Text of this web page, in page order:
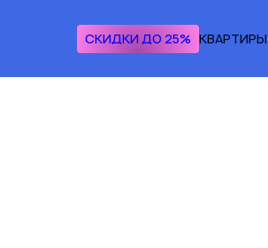
СКИДКИ ДО 25% КВАРТИРЫ